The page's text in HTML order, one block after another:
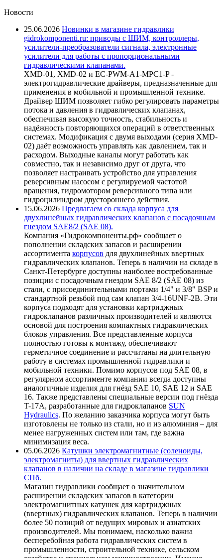
Новости
25.06.2026 Новинки в магазине гидравлики
gidrokomponenti.ru: приводы с ШИМ, контроллеры,
усилители-преобразователи сигнала, электронные
усилители для работы с пропорциональными
гидравлическими клапанами.
XMD-01, XMD-02 и EC-PWM-A1-MPC1-P -
электрогидравлические драйверы, предназначенные для
применения в мобильной и промышленной технике.
Драйвер ШИМ позволяет гибко регулировать параметры
потока и давления в гидравлических клапанах,
обеспечивая высокую точность, стабильность и
надёжность повторяющихся операций в ответственных
системах. Модификация с двумя выходами (серия XMD-
02) даёт возможность управлять как давлением, так и
расходом. Выходные каналы могут работать как
совместно, так и независимо друг от друга, что
позволяет настраивать устройство для управления
реверсивным насосом с регулируемой частотой
вращения, гидромотором реверсивного типа или
гидроцилиндром двустороннего действия.
15.06.2026 Предлагаем со склада корпуса для
двухлинейных гидравлических клапанов с посадочным
гнездом SAE8/2 (SAE 08).
Компания «Гидрокомпоненты.рф» сообщает о
пополнении складских запасов и расширении
ассортимента корпусов для двухлинейных ввертных
гидравлических клапанов. Теперь в наличии на складе в
Санкт-Петербурге доступны наиболее востребованные
позиции с посадочным гнездом SAE 8/2 (SAE 08) из
стали, с присоединительными портами 1/4" и 3/8" BSP и
стандартной резьбой под сам клапан 3/4-16UNF-2B. Эти
корпуса подходят для установки картриджных
гидроклапанов различных производителей и являются
основой для построения компактных гидравлических
блоков управления. Все представленные корпуса
полностью готовы к монтажу, обеспечивают
герметичное соединение и рассчитаны на длительную
работу в системах промышленной гидравлики и
мобильной техники. Помимо корпусов под SAE 08, в
регулярном ассортименте компании всегда доступны
аналогичные изделия для гнёзд SAE 10, SAE 12 и SAE
16. Также представлены специальные версии под гнёзда
T-17A, разработанные для гидроклапанов SUN
Hydraulics. По желанию заказчика корпуса могут быть
изготовлены не только из стали, но и из алюминия – для
менее нагруженных систем или там, где важна
минимизация веса.
05.06.2026 Катушки электромагнитные (соленоиды,
электромагниты) для ввертных гидравлических
клапанов в наличии на складе в магазине гидравлики
СПб.
Магазин гидравлики сообщает о значительном
расширении складских запасов в категории
электромагнитных катушек для картриджных
(ввертных) гидравлических клапанов. Теперь в наличии
более 50 позиций от ведущих мировых и азиатских
производителей. Мы понимаем, насколько важна
бесперебойная работа гидравлических систем в
промышленности, строительной технике, сельском